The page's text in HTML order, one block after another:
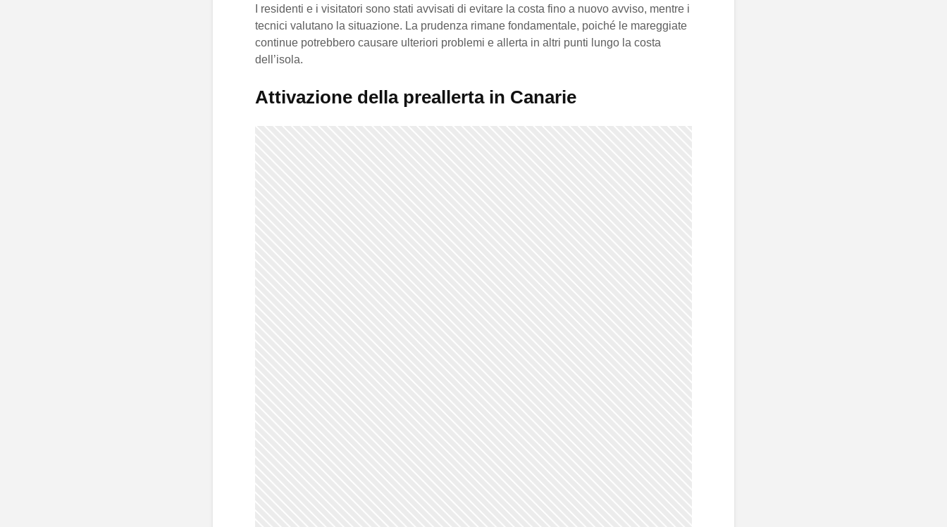
I residenti e i visitatori sono stati avvisati di evitare la costa fino a nuovo avviso, mentre i
tecnici valutano la situazione. La prudenza rimane fondamentale, poiché le mareggiate
continue potrebbero causare ulteriori problemi e allerta in altri punti lungo la costa
dell’isola.
Attivazione della preallerta in Canarie